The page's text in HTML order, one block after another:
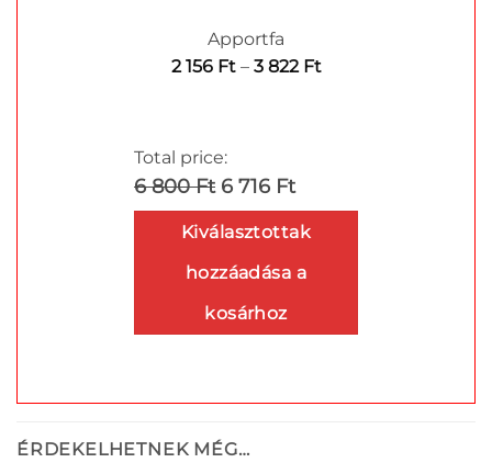
Apportfa
2 156 Ft – 3 822 FtÁrtartomány:
Total price:
6 800 Ft 6 716 Ft
Kiválasztottak
hozzáadása a
kosárhoz
ÉRDEKELHETNEK MÉG…